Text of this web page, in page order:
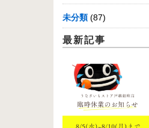
未分類 (87)
最新記事